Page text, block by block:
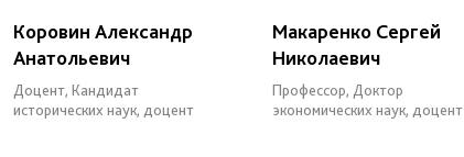
Коровин Александр
Анатольевич
Доцент, Кандидат
исторических наук, доцент
Макаренко Сергей
Николаевич
Профессор, Доктор
экономических наук, доцент